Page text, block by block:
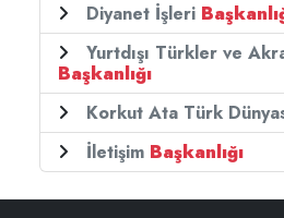
Diyanet İşleri
Yurtdışı Türkler ve
Başkanlığı
Korkut Ata Türk
İletişim Başkanlığı